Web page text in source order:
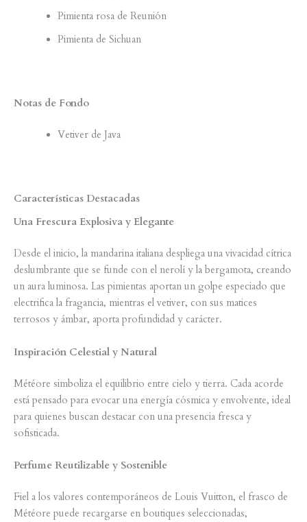
Pimienta rosa de Reunión
Pimienta de Sichuan
Notas de Fondo
Vetiver de Java
Características Destacadas
Una Frescura Explosiva y Elegante
Desde el inicio, la mandarina italiana despliega una vivacidad cítrica
deslumbrante que se funde con el nerolí y la bergamota, creando
un aura luminosa. Las pimientas aportan un golpe especiado que
electrifica la fragancia, mientras el vetiver, con sus matices
terrosos y ámbar, aporta profundidad y carácter.
Inspiración Celestial y Natural
Météore simboliza el equilibrio entre cielo y tierra. Cada acorde
está pensado para evocar una energía cósmica y envolvente, ideal
para quienes buscan destacar con una presencia fresca y
sofisticada.
Perfume Reutilizable y Sostenible
Fiel a los valores contemporáneos de Louis Vuitton, el frasco de
Météore puede recargarse en boutiques seleccionadas,